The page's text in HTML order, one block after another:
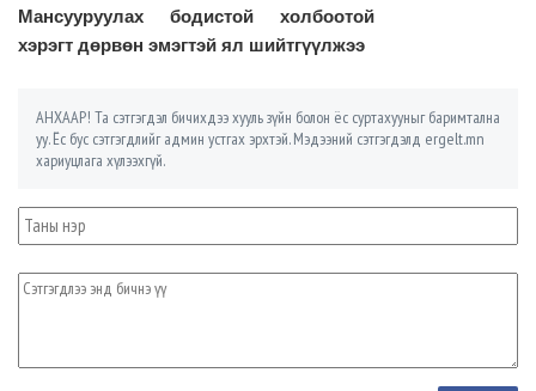
Мансууруулах бодистой холбоотой
хэрэгт дөрвөн эмэгтэй ял шийтгүүлжээ
АНХААР! Та сэтгэгдэл бичихдээ хууль зүйн болон ёс суртахууныг баримтална
уу. Ёс бус сэтгэгдлийг админ устгах эрхтэй. Мэдээний сэтгэгдэлд ergelt.mn
хариуцлага хүлээхгүй.